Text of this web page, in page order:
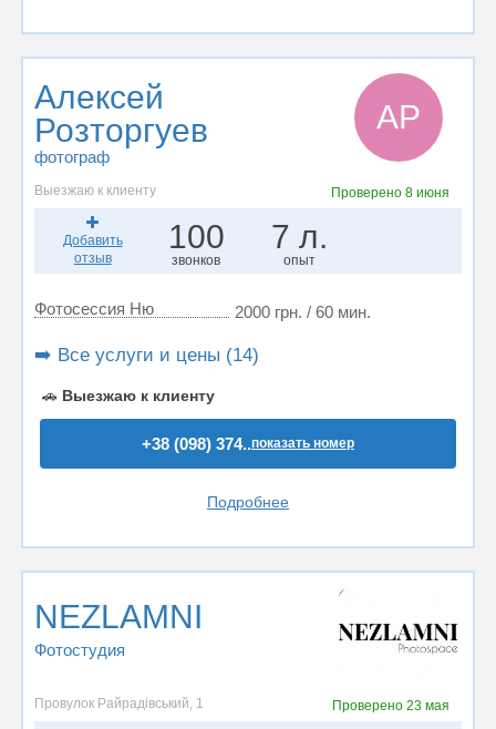
Алексей
Розторгуев
фотограф
АР
Выезжаю к клиенту Проверено8 июня
Добавить
отзыв
100
звонков
7 л.
опыт
Фотосессия Ню 2000 грн. / 60 мин.
➡️ Все услуги и цены (14)
🚗 Выезжаю к клиенту
+38 (098) 374..показать номер
Подробнее
NEZLAMNI
Фотостудия
Провулок Райрадівський, 1 Проверено 23 мая